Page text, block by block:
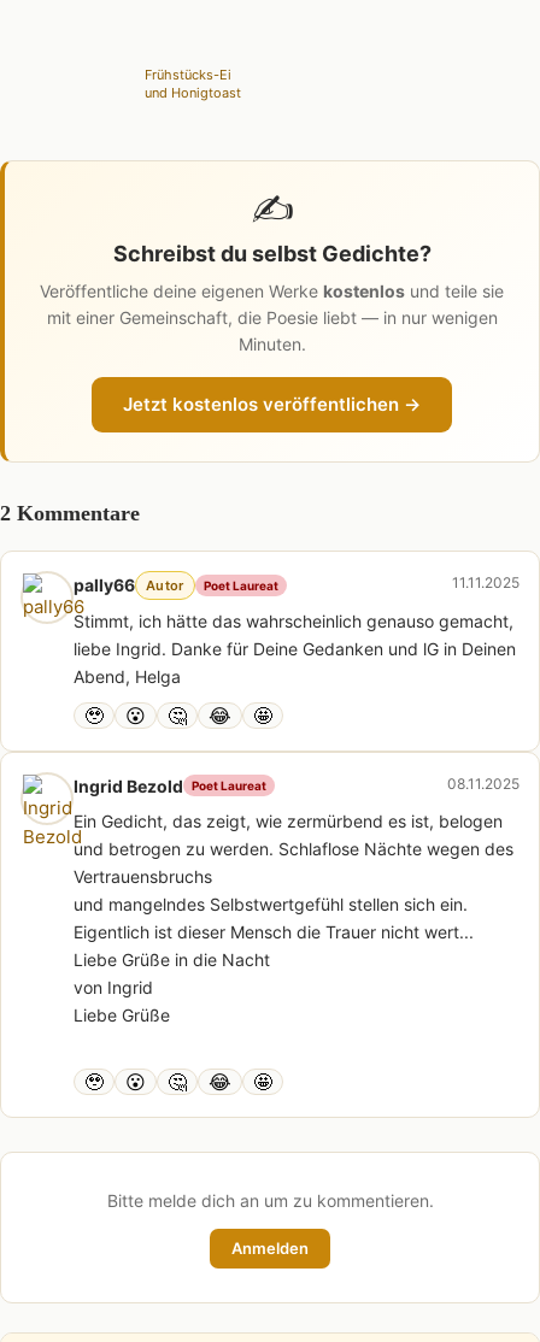
Frühstücks-Ei
und Honigtoast
✍️
Schreibst du selbst Gedichte?
Veröffentliche deine eigenen Werke kostenlos und teile sie
mit einer Gemeinschaft, die Poesie liebt — in nur wenigen
Minuten.
Jetzt kostenlos veröffentlichen →
2 Kommentare
pally66 Autor Poet Laureat 11.11.2025
Stimmt, ich hätte das wahrscheinlich genauso gemacht,
liebe Ingrid. Danke für Deine Gedanken und lG in Deinen
Abend, Helga
🥹 😮 🤔 😂 🤩
Ingrid Bezold Poet Laureat 08.11.2025
Ein Gedicht, das zeigt, wie zermürbend es ist, belogen
und betrogen zu werden. Schlaflose Nächte wegen des
Vertrauensbruchs
und mangelndes Selbstwertgefühl stellen sich ein.
Eigentlich ist dieser Mensch die Trauer nicht wert...
Liebe Grüße in die Nacht
von Ingrid
Liebe Grüße
🥹 😮 🤔 😂 🤩
Bitte melde dich an um zu kommentieren.
Anmelden